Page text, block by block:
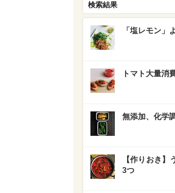
検索結果
「塩レモン
トマト大量消
無添加、化学
【作りおき
3つ